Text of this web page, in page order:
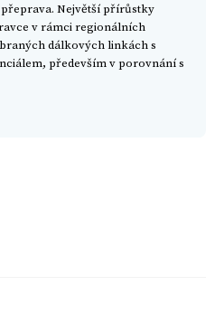
Největší přírůstky
v rámci regionálních
dálkových linkách s
především v porovnání s